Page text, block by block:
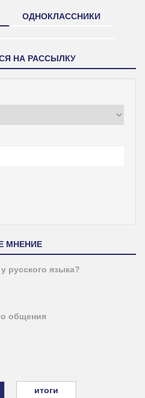
ОДНОКЛАССНИКИ
НА РАССЫЛКУ
МНЕНИЕ
русского языка?
общения
итоги